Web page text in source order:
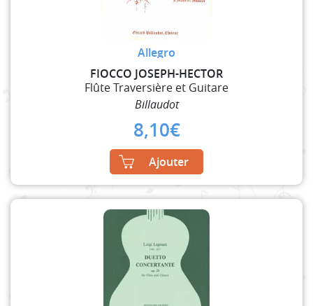
Allegro
FIOCCO JOSEPH-HECTOR
Flûte Traversière et Guitare
Billaudot
8,10€
Ajouter